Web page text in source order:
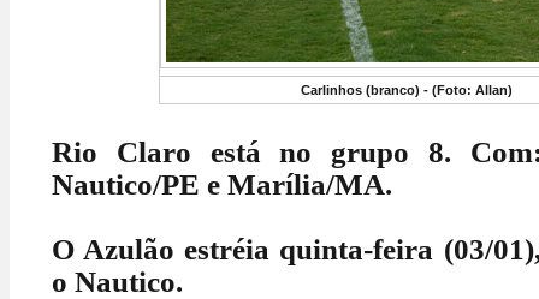
Carlinhos (branco) - (Foto: Allan)
Rio Claro está no grupo 8. Com:
Nautico/PE e Marília/MA.
O Azulão estréia quinta-feira (03/
o Nautico.